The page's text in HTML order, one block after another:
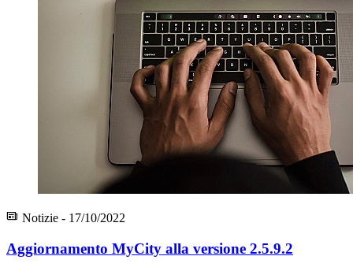
Notizie - 17/10/2022
Aggiornamento MyCity alla versione 2.5.9.2